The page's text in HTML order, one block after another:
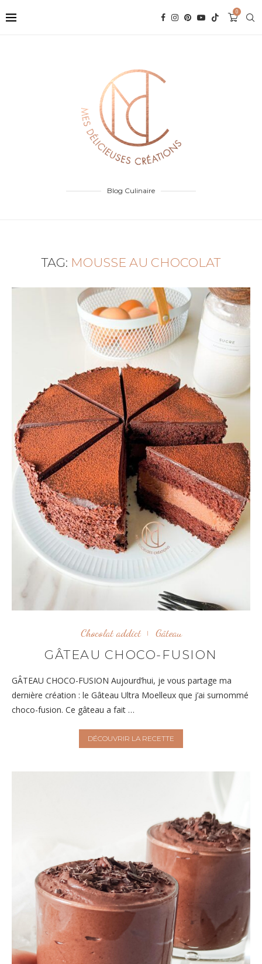
0
Blog Culinaire
TAG: MOUSSE AU CHOCOLAT
Chocolat addict Gâteau
GÂTEAU CHOCO-FUSION
GÂTEAU CHOCO-FUSION Aujourd’hui, je vous partage ma
dernière création : le Gâteau Ultra Moelleux que j’ai surnommé
choco-fusion. Ce gâteau a fait …
DÉCOUVRIR LA RECETTE